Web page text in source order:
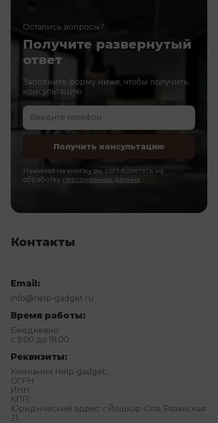
Остались вопросы?
Получите развернутый
ответ
Заполните форму ниже, чтобы получить
консультацию
Нажимая на кнопку вы соглашаетесь на
обработку персональных данных
Контакты
Email:
info@help-gadget.ru
Время работы:
Ежедневно
с 9:00 до 18:00
Реквизиты:
Компания Help-gadget,
ОГРН
ИНН
КПП:
Юридический адрес: г.Йошкар-Ола, Рязанская
21